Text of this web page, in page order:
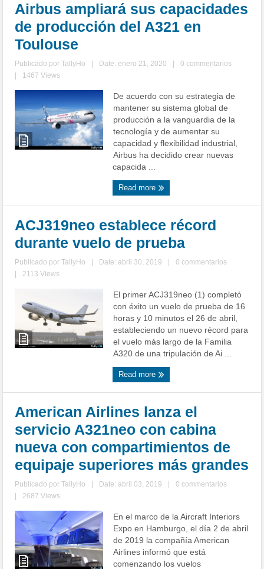
Airbus ampliará sus capacidades
de producción del A321 en
Toulouse
Publicado porTallyHo Date: enero 21, 2020
0 commentarios
1467 Views
De acuerdo con su estrategia de
mantener su sistema global de
producción a la vanguardia de la
tecnología y de aumentar su
capacidad y flexibilidad industrial,
Airbus ha decidido crear nuevas
capacida ...
Read more
ACJ319neo establece récord
durante vuelo de prueba
Publicado porTallyHo Date: abril 30, 2019
0 commentarios
2113 Views
El primer ACJ319neo (1) completó
con éxito un vuelo de prueba de 16
horas y 10 minutos el 26 de abril,
estableciendo un nuevo récord para
el vuelo más largo de la Familia
A320 de una tripulación de Ai ...
Read more
American Airlines lanza el
servicio A321neo con cabina
nueva con compartimientos de
equipaje superiores más grandes
Publicado porTallyHo Date: abril 03, 2019
0 commentarios
2687 Views
En el marco de la Aircraft Interiors
Expo en Hamburgo, el día 2 de abril
de 2019 la compañía American
Airlines informó que está
comenzando los vuelos